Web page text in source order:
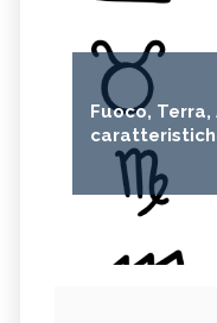
Fuoco, Terra,